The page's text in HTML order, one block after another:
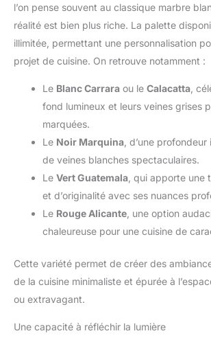
l’on pense souvent au classique marbre
réalité est bien plus riche. La palette
illimitée, permettant une personnalisation
projet de cuisine. On retrouve notamment :
Le Blanc Carrara ou le Calacatta ,
fond lumineux et leurs veines grises
marquées.
Le Noir Marquina , d’une
de veines blanches spectaculaires.
Le Vert Guatemala , qui apporte
et d’originalité avec ses nuances
Le Rouge Alicante , une option
chaleureuse pour une cuisine de
Cette variété permet de créer des
de la cuisine minimaliste et épurée à
ou extravagant.
Une capacité à réfléchir la lumière